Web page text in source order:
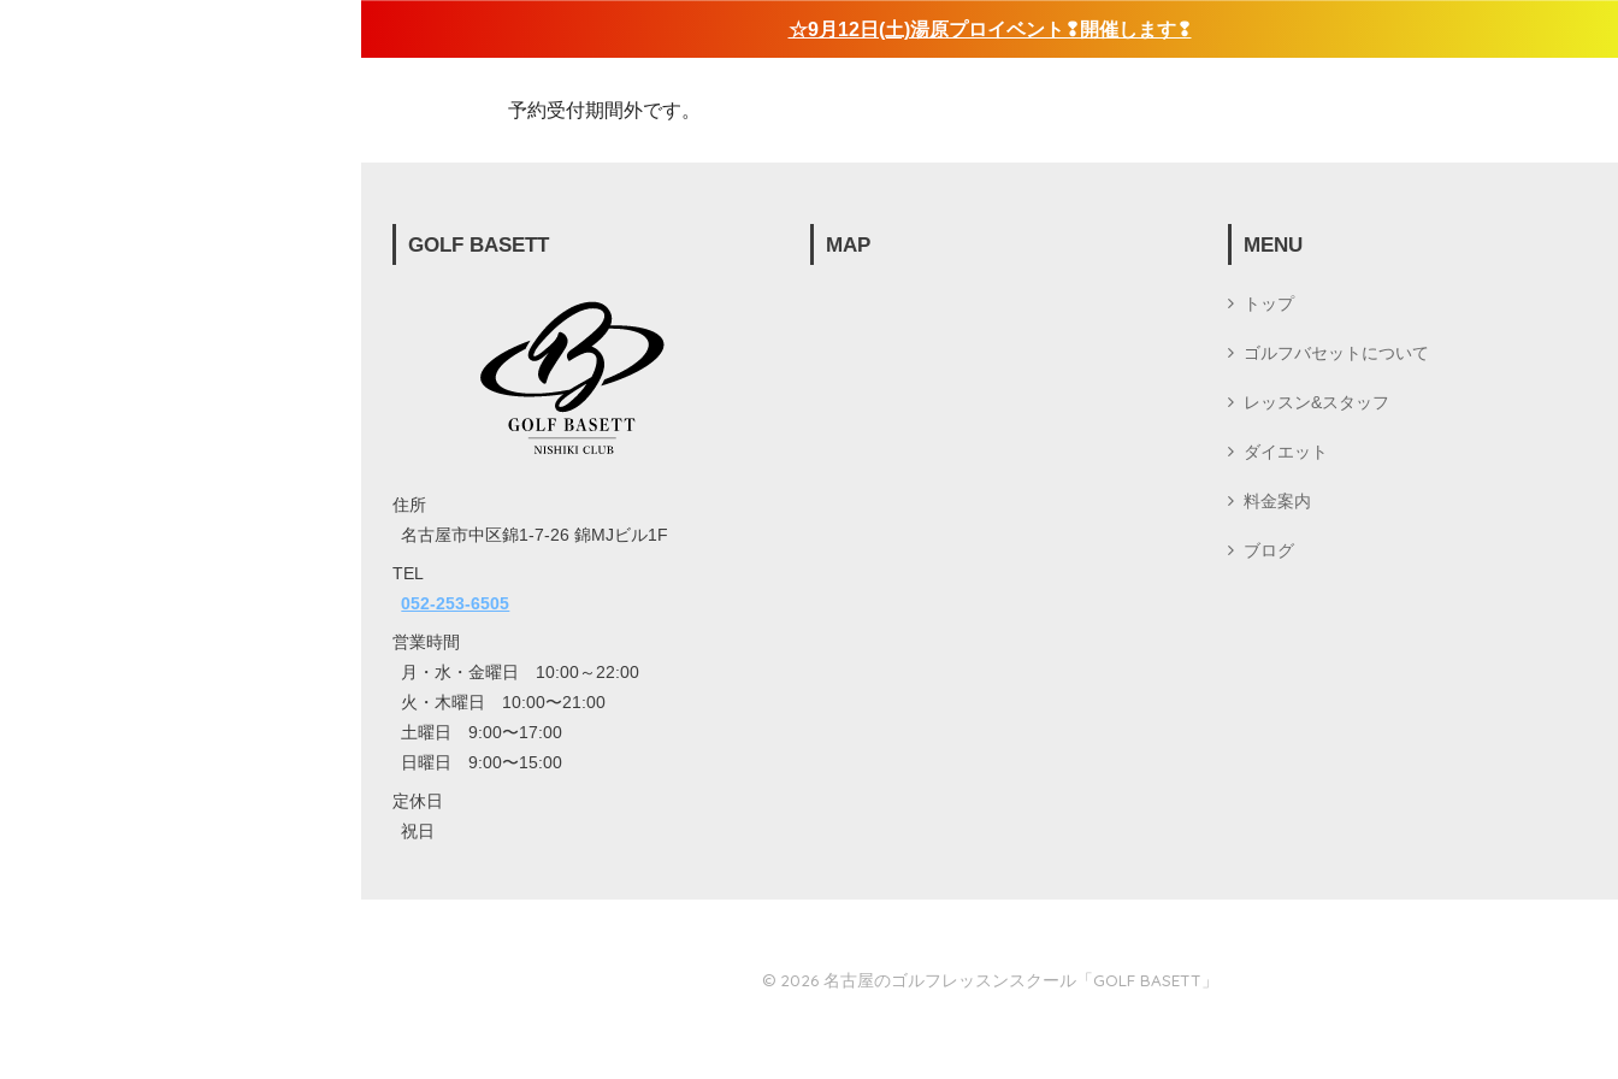
☆9月12日(土)湯原プロイベント❢開催します❢
予約受付期間外です。
GOLF BASETT
住所
名古屋市中区錦1-7-26 錦MJビル1F
TEL
052-253-6505
営業時間
月・水・金曜日 10:00～22:00
火・木曜日 10:00〜21:00
土曜日 9:00〜17:00
日曜日 9:00〜15:00
定休日
祝日
MAP MENU
トップ
ゴルフバセットについて
レッスン&スタッフ
ダイエット
料金案内
ブログ
© 2026 名古屋のゴルフレッスンスクール「GOLF BASETT」